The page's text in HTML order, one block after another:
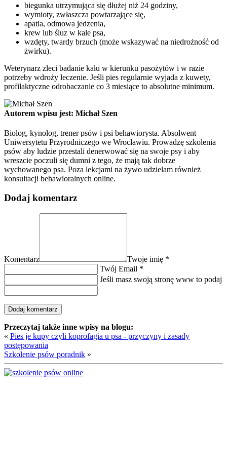
biegunka utrzymująca się dłużej niż 24 godziny,
wymioty, zwłaszcza powtarzające się,
apatia, odmowa jedzenia,
krew lub śluz w kale psa,
wzdęty, twardy brzuch (może wskazywać na niedrożność od
żwirku).
Weterynarz zleci badanie kału w kierunku pasożytów i w razie
potrzeby wdroży leczenie. Jeśli pies regularnie wyjada z kuwety,
profilaktyczne odrobaczanie co 3 miesiące to absolutne minimum.
Autorem wpisu jest: Michał Szen
Biolog, kynolog, trener psów i psi behawiorysta. Absolwent
Uniwersytetu Przyrodniczego we Wrocławiu. Prowadzę szkolenia
psów aby ludzie przestali denerwować się na swoje psy i aby
wreszcie poczuli się dumni z tego, że mają tak dobrze
wychowanego psa. Poza lekcjami na żywo udzielam również
konsultacji behawioralnych online.
Dodaj komentarz
Komentarz Twoje imię *
Twój Email *
Jeśli masz swoją stronę www to podaj
Przeczytaj także inne wpisy na blogu:
« Pies je kupy czyli koprofagia u psa - przyczyny i zasady
postępowania
Szkolenie psów poradnik »